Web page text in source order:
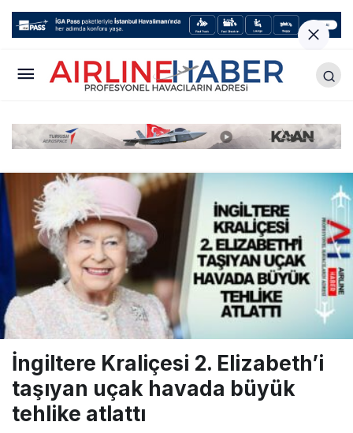
İngiltere Kraliçesi 2. Elizabeth’i
taşıyan uçak havada büyük
tehlike atlattı